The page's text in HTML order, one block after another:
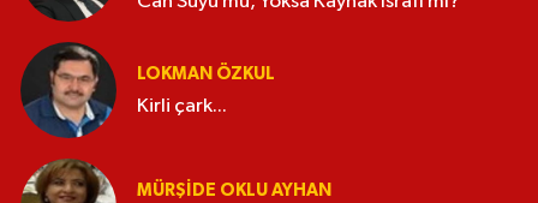
LOKMAN ÖZKUL
Kirli çark...
MÜRŞIDE OKLU AYHAN